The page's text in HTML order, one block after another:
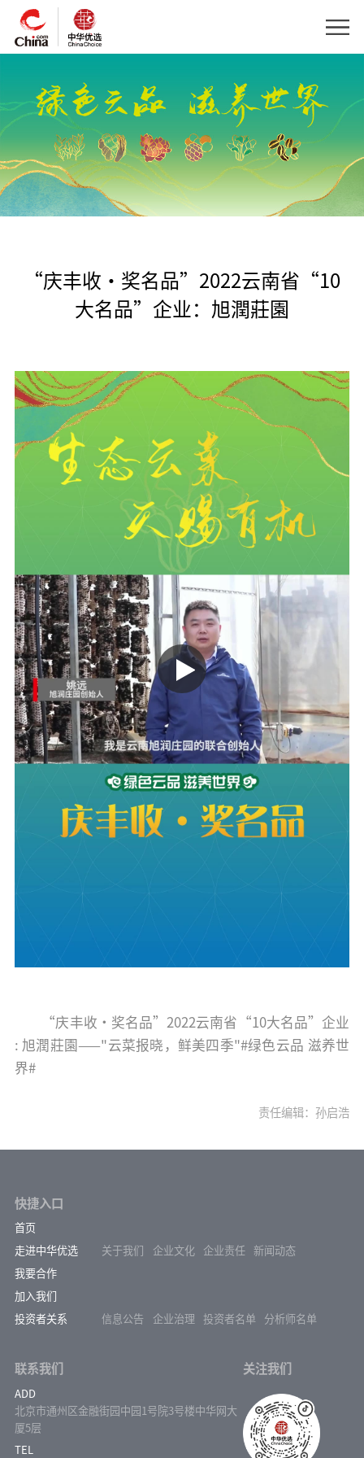
“庆丰收·奖名品”2022云南省“10
大名品”企业：旭潤莊園
“庆丰收·奖名品”2022云南省“10大名品”企业
: 旭潤莊園——"云菜报晓，鲜美四季"#绿色云品 滋养世
界#
责任编辑：孙启浩
快捷入口
首页
走进中华优选
关于我们 企业文化 企业责任 新闻动态
我要合作
加入我们
投资者关系
信息公告 企业治理 投资者名单 分析师名单
联系我们
ADD
北京市通州区金融街园中园1号院3号楼中华网大
厦5层
TEL
关注我们